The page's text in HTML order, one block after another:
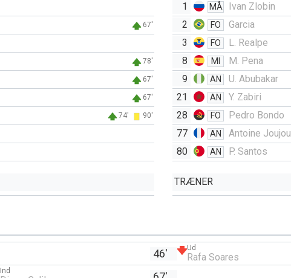
67'
78'
67'
67'
74' 90'
1
MÅ
Ivan Zlobin
2
FO
Garcia
3
FO L. Realpe
8 MI
M. Pena
9
AN
U. Abubakar
21
AN Y. Zabiri
28 FO Pedro Bondo
77 AN
Antoine Joujou
80
AN P. Santos
TRÆNER
46' Ud
Rafa Soares
Ind